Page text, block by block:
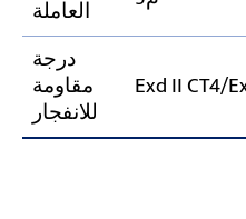
العاملة
درجة
مقاومة
للانفجار
Exd II CT4/